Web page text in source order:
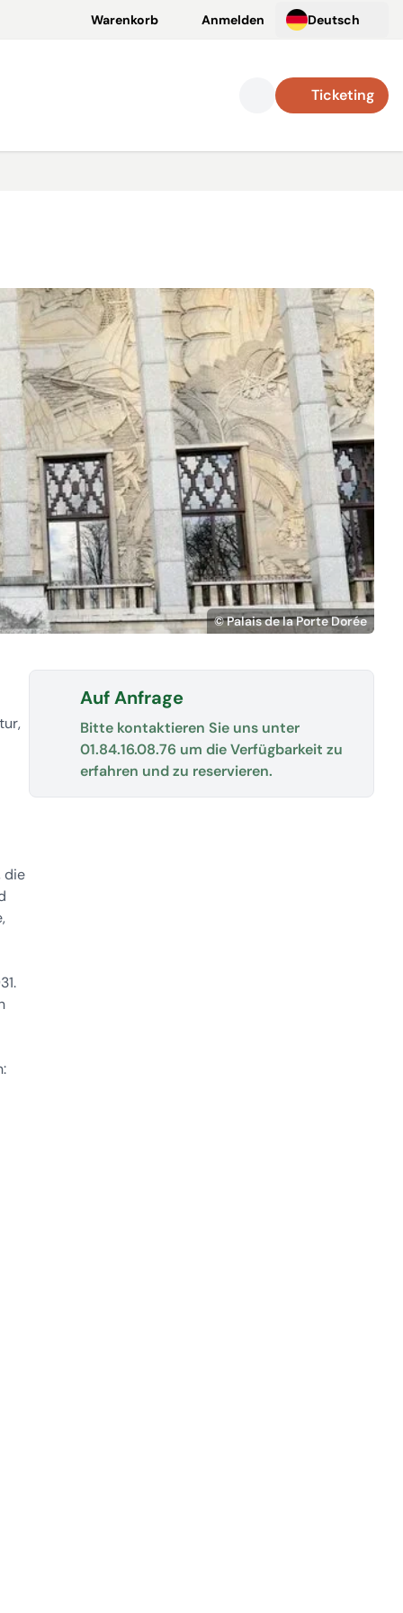
Warenkorb Anmelden Deutsch
Ticketing
© Palais de la Porte Dorée
die
Auf Anfrage
Bitte kontaktieren Sie uns unter
01.84.16.08.76 um die Verfügbarkeit zu
erfahren und zu reservieren.